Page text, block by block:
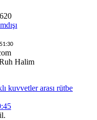
kuvvetler arası rütbe